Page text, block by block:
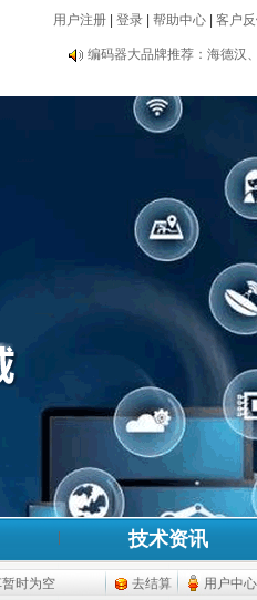
用户注册 登录 帮助中心 客户
编码器大品牌推荐：海德汉
速器等设备
编码器大品牌推荐：海德汉
自动化类：传感器、编码器
技术资讯
时为空 去结算 用户中心